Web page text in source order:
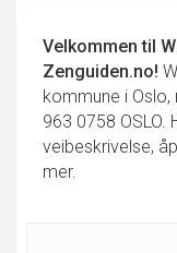
Velkommen til
Zenguiden.no!
kommune i
963 0758 OSLO.
veibeskrivelse,
mer.